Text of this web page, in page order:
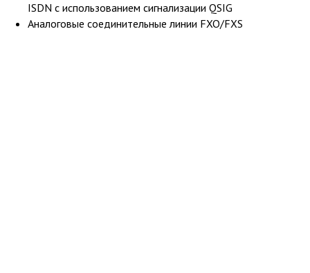
ISDN с использованием сигнализации QSIG
Аналоговые соединительные линии FXO/FXS